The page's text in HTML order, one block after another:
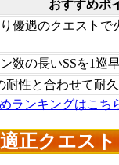
おすすめポ
優遇のクエストで
数の長いSSを1巡
耐性と合わせて耐
ランキングはこち
正クエスト